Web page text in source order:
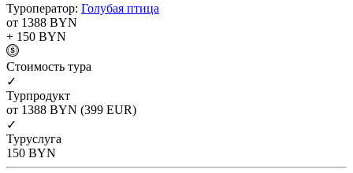
Туроператор: Голубая птица
от 1388 BYN
+ 150 BYN
Cтоимость тура
✓
Турпродукт
от 1388 BYN (399 EUR)
✓
Туруслуга
150 BYN